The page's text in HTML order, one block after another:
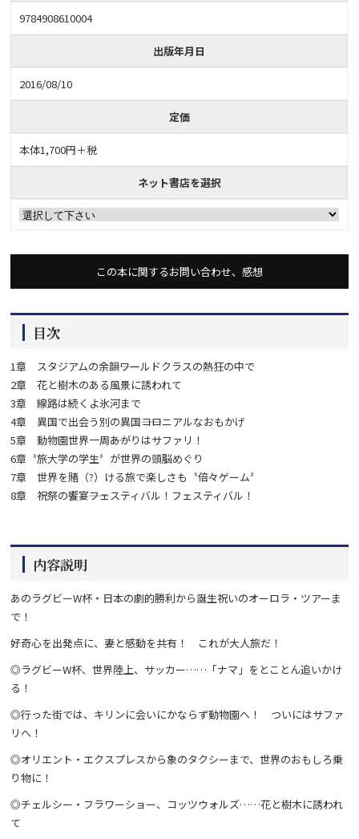
9784908610004
出版年月日
2016/08/10
定価
本体1,700円＋税
ネット書店を選択
この本に関するお問い合わせ、感想
目次
1章 スタジアムの余韻――ワールドクラスの熱狂の中で
2章 花と樹木のある風景に誘われて
3章 線路は続くよ氷河まで
4章 異国で出会う別の異国――コロニアルなおもかげ
5章 動物園世界一周――あがりはサファリ！
6章〝旅大学の学生〞が世界の頭脳めぐり
7章 世界を賭（?）ける旅で楽しさも〝倍々ゲーム〞
8章 祝祭の饗宴――フェスティバル！フェスティバル！
内容説明
あのラグビーW杯・日本の劇的勝利から誕生祝いのオーロラ・ツアーま
で！
好奇心を出発点に、妻と感動を共有！ これが大人旅だ！
◎ラグビーW杯、世界陸上、サッカー……「ナマ」をとことん追いかけ
る！
◎行った街では、キリンに会いにかならず動物園へ！ ついにはサファ
リへ！
◎オリエント・エクスプレスから象のタクシーまで、世界のおもしろ乗
り物に！
◎チェルシー・フラワーショー、コッツウォルズ……花と樹木に誘われ
て